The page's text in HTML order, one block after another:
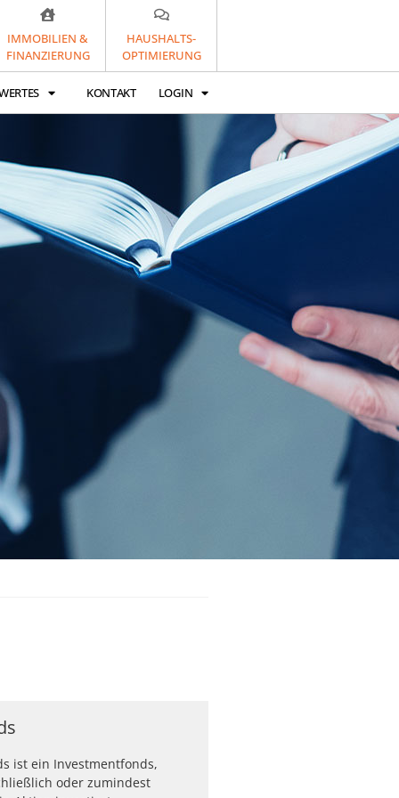
IMMOBILIEN &
FINANZIERUNG
HAUSHALTS-
OPTIMIERUNG
KONTAKT LOGIN
ist ein Investmentfonds,
oder zumindest